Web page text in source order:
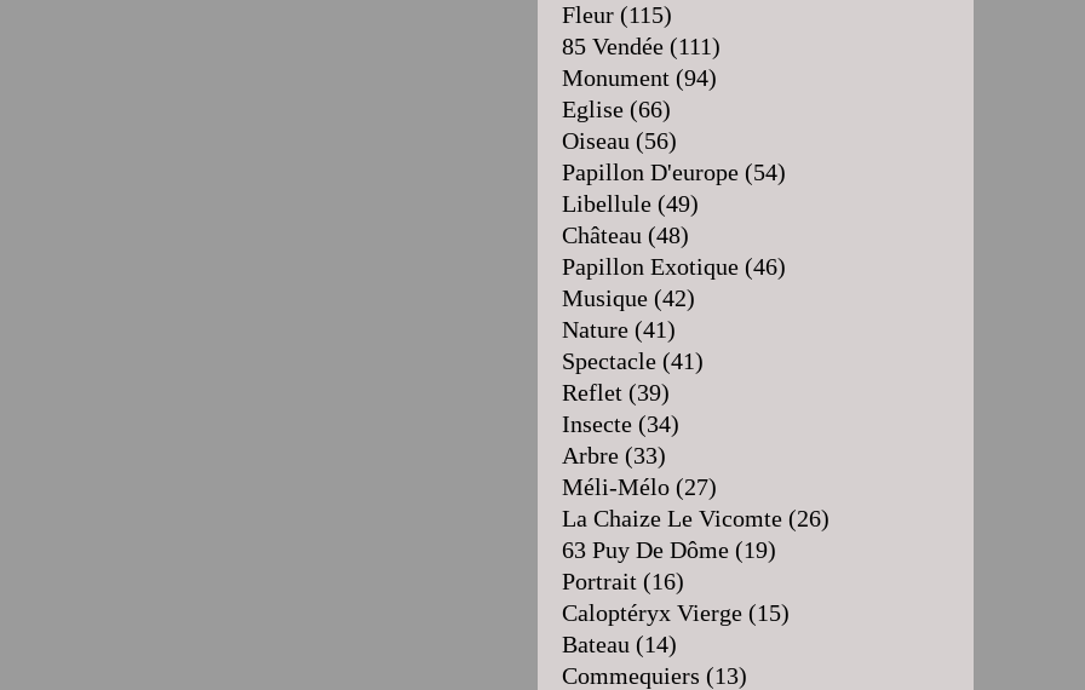
Fleur (115)
85 Vendée (111)
Monument (94)
Eglise (66)
Oiseau (56)
Papillon D'europe (54)
Libellule (49)
Château (48)
Papillon Exotique (46)
Musique (42)
Nature (41)
Spectacle (41)
Reflet (39)
Insecte (34)
Arbre (33)
Méli-Mélo (27)
La Chaize Le Vicomte (26)
63 Puy De Dôme (19)
Portrait (16)
Caloptéryx Vierge (15)
Bateau (14)
Commequiers (13)